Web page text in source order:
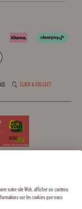
À CONSOMMER AVEC
notre site Web, afficher un contenu
sur les cookies que nous